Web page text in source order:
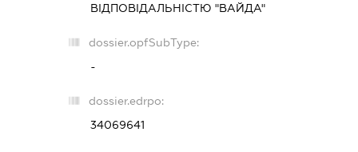
ВІДПОВІДАЛЬНІСТЮ "ВАЙДА"
dossier.opfSubType:
-
dossier.edrpo:
34069641